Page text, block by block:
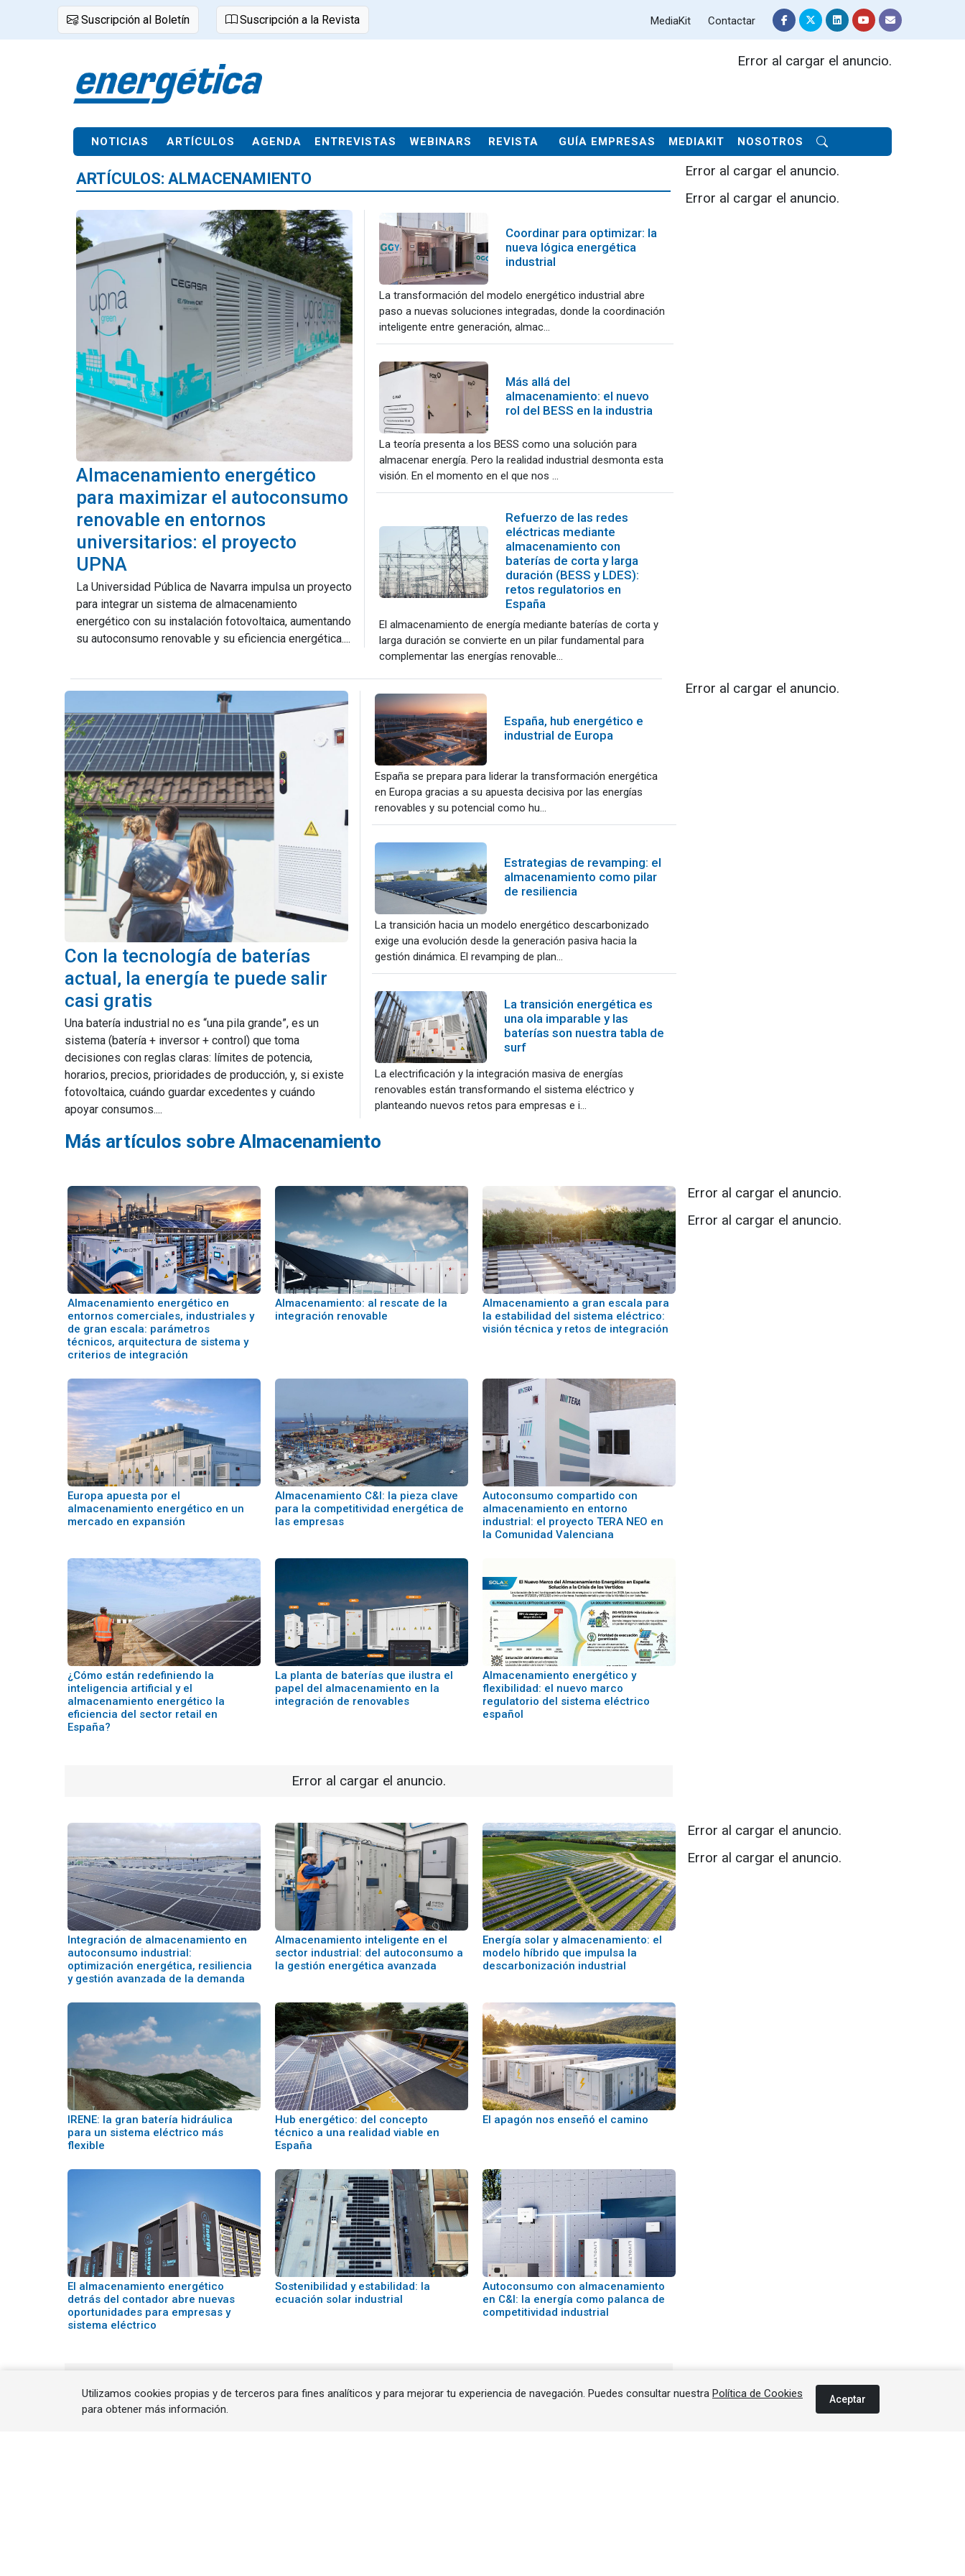
Utilizamos cookies propias y de terceros para fines analíticos y para mejorar tu experiencia de navegación. Puedes consultar nuestra Política de Cookies
para obtener más información.
Aceptar
Suscripción al Boletín Suscripción a la Revista MediaKit Contactar
Error al cargar el anuncio.
NOTICIAS ARTÍCULOS AGENDA ENTREVISTAS WEBINARS REVISTA GUÍA EMPRESAS MEDIAKIT NOSOTROS
ARTÍCULOS: ALMACENAMIENTO
Almacenamiento energético
para maximizar el autoconsumo
renovable en entornos
universitarios: el proyecto
UPNA
La Universidad Pública de Navarra impulsa un proyecto
para integrar un sistema de almacenamiento
energético con su instalación fotovoltaica, aumentando
su autoconsumo renovable y su eficiencia energética....
Coordinar para optimizar: la
nueva lógica energética
industrial
La transformación del modelo energético industrial abre
paso a nuevas soluciones integradas, donde la coordinación
inteligente entre generación, almac...
Más allá del
almacenamiento: el nuevo
rol del BESS en la industria
La teoría presenta a los BESS como una solución para
almacenar energía. Pero la realidad industrial desmonta esta
visión. En el momento en el que nos ...
Refuerzo de las redes
eléctricas mediante
almacenamiento con
baterías de corta y larga
duración (BESS y LDES):
retos regulatorios en
España
El almacenamiento de energía mediante baterías de corta y
larga duración se convierte en un pilar fundamental para
complementar las energías renovable...
Error al cargar el anuncio.
Error al cargar el anuncio.
Con la tecnología de baterías
actual, la energía te puede salir
casi gratis
Una batería industrial no es “una pila grande”, es un
sistema (batería + inversor + control) que toma
decisiones con reglas claras: límites de potencia,
horarios, precios, prioridades de producción, y, si existe
fotovoltaica, cuándo guardar excedentes y cuándo
apoyar consumos....
España, hub energético e
industrial de Europa
España se prepara para liderar la transformación energética
en Europa gracias a su apuesta decisiva por las energías
renovables y su potencial como hu...
Estrategias de revamping: el
almacenamiento como pilar
de resiliencia
La transición hacia un modelo energético descarbonizado
exige una evolución desde la generación pasiva hacia la
gestión dinámica. El revamping de plan...
La transición energética es
una ola imparable y las
baterías son nuestra tabla de
surf
La electrificación y la integración masiva de energías
renovables están transformando el sistema eléctrico y
planteando nuevos retos para empresas e i...
Error al cargar el anuncio.
Más artículos sobre Almacenamiento
Almacenamiento energético en
entornos comerciales, industriales y
de gran escala: parámetros
técnicos, arquitectura de sistema y
criterios de integración
Almacenamiento: al rescate de la
integración renovable
Almacenamiento a gran escala para
la estabilidad del sistema eléctrico:
visión técnica y retos de integración
Europa apuesta por el
almacenamiento energético en un
mercado en expansión
Almacenamiento C&I: la pieza clave
para la competitividad energética de
las empresas
Autoconsumo compartido con
almacenamiento en entorno
industrial: el proyecto TERA NEO en
la Comunidad Valenciana
¿Cómo están redefiniendo la
inteligencia artificial y el
almacenamiento energético la
eficiencia del sector retail en
España?
La planta de baterías que ilustra el
papel del almacenamiento en la
integración de renovables
Almacenamiento energético y
flexibilidad: el nuevo marco
regulatorio del sistema eléctrico
español
Error al cargar el anuncio.
Error al cargar el anuncio.
Error al cargar el anuncio.
Integración de almacenamiento en
autoconsumo industrial:
optimización energética, resiliencia
y gestión avanzada de la demanda
Almacenamiento inteligente en el
sector industrial: del autoconsumo a
la gestión energética avanzada
Energía solar y almacenamiento: el
modelo híbrido que impulsa la
descarbonización industrial
IRENE: la gran batería hidráulica
para un sistema eléctrico más
flexible
Hub energético: del concepto
técnico a una realidad viable en
España
El apagón nos enseñó el camino
El almacenamiento energético
detrás del contador abre nuevas
oportunidades para empresas y
sistema eléctrico
Sostenibilidad y estabilidad: la
ecuación solar industrial
Autoconsumo con almacenamiento
en C&I: la energía como palanca de
competitividad industrial
Error al cargar el anuncio.
Error al cargar el anuncio.